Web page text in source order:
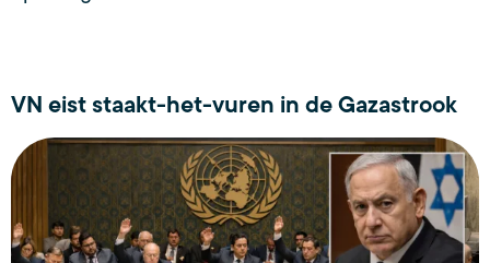
VN eist staakt-het-vuren in de Gazastrook